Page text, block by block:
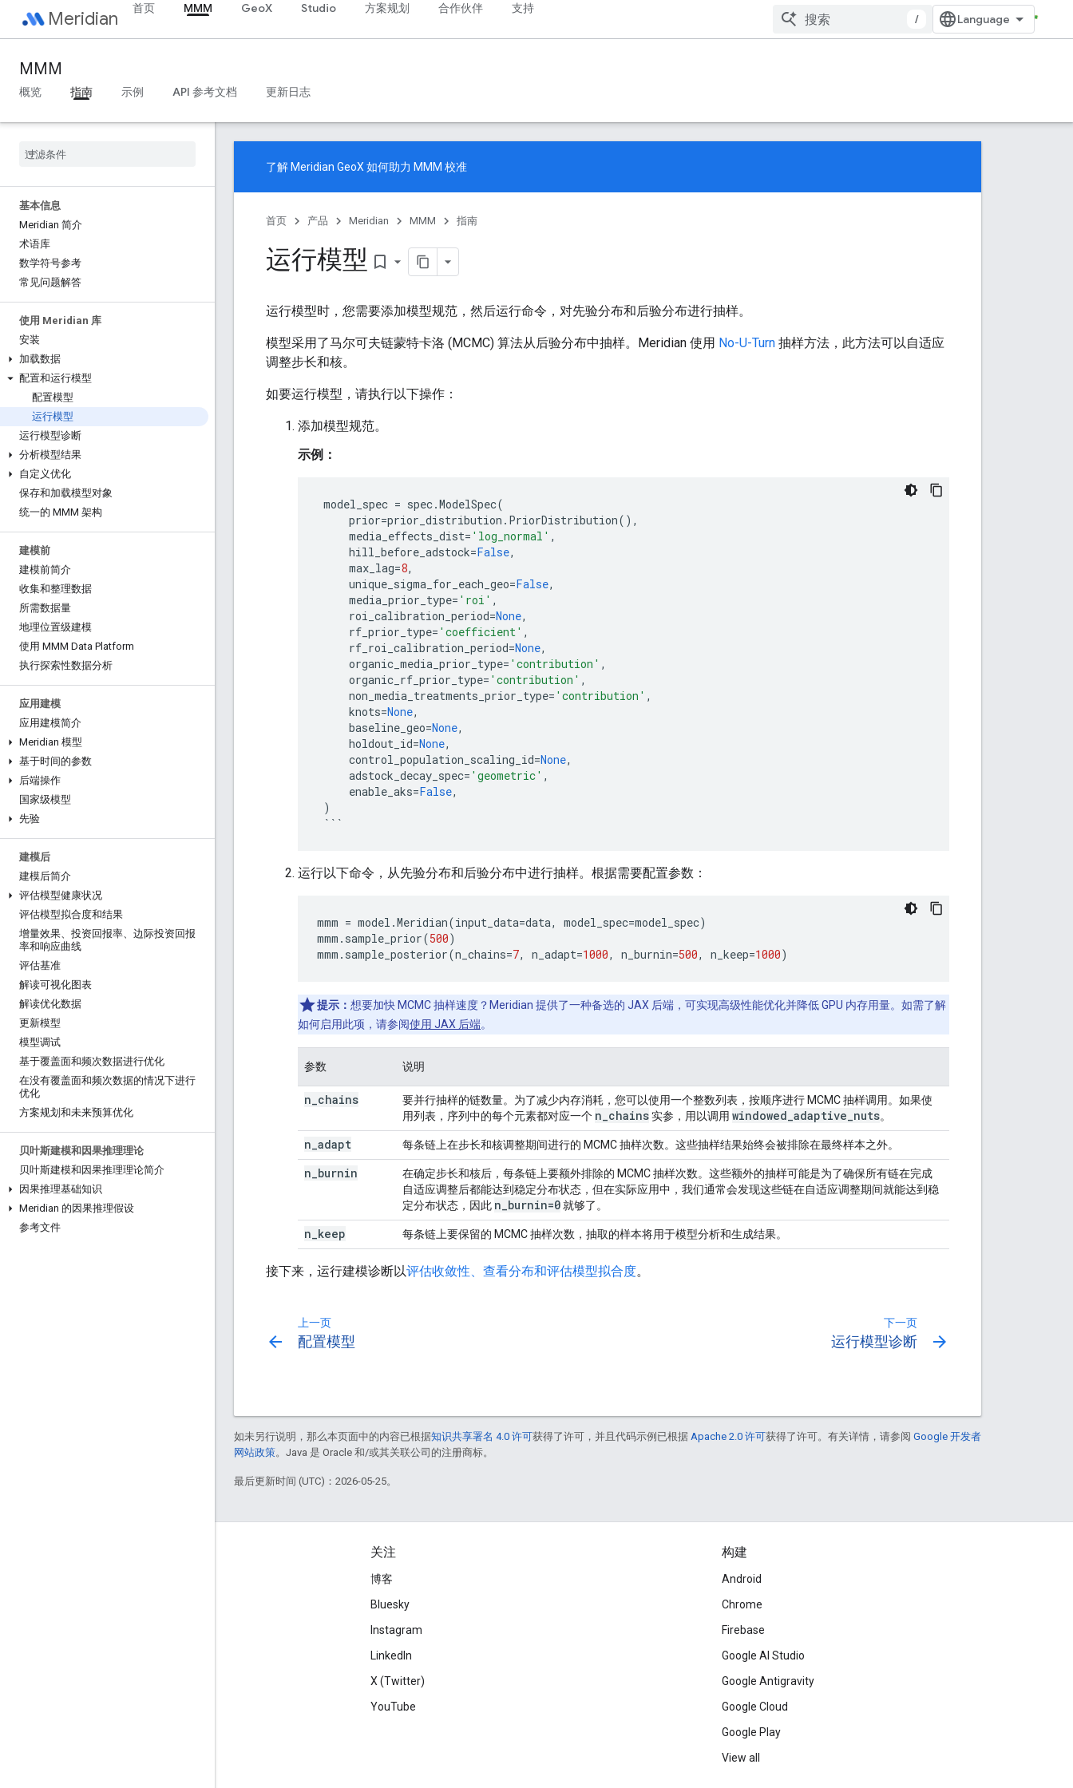
Meridian 首页 MMM GeoX Studio 方案规划 合作伙伴 支持
/
MMM
概览 指南 示例 API 参考文档 更新日志
基本信息
Meridian 简介
术语库
数学符号参考
常见问题解答
使用 Meridian 库
安装
加载数据
配置和运行模型
配置模型
运行模型
运行模型诊断
分析模型结果
自定义优化
保存和加载模型对象
统一的 MMM 架构
建模前
建模前简介
收集和整理数据
所需数据量
地理位置级建模
使用 MMM Data Platform
执行探索性数据分析
应用建模
应用建模简介
Meridian 模型
基于时间的参数
后端操作
国家级模型
先验
建模后
建模后简介
评估模型健康状况
评估模型拟合度和结果
增量效果、投资回报率、边际投资回报
率和响应曲线
评估基准
解读可视化图表
解读优化数据
更新模型
模型调试
基于覆盖面和频次数据进行优化
在没有覆盖面和频次数据的情况下进行
优化
方案规划和未来预算优化
贝叶斯建模和因果推理理论
贝叶斯建模和因果推理理论简介
因果推理基础知识
Meridian 的因果推理假设
参考文件
了解 Meridian GeoX 如何助力 MMM 校准
首页 产品 Meridian MMM 指南
运行模型 bookmark_border
运行模型时，您需要添加模型规范，然后运行命令，对先验分布和后验分布进行抽样。
模型采用了马尔可夫链蒙特卡洛 (MCMC) 算法从后验分布中抽样。Meridian 使用 No-U-Turn 抽样方法，此方法可以自适应
调整步长和核。
如要运行模型，请执行以下操作：
添加模型规范。
示例：
model_spec = spec.ModelSpec(
prior=prior_distribution . PriorDistribution(),
media_effects_dist= 'log_normal' ,
hill_before_adstock=False,
max_lag=8,
unique_sigma_for_each_geo=False,
media_prior_type= 'roi' ,
roi_calibration_period=None,
rf_prior_type= 'coefficient' ,
rf_roi_calibration_period=None,
organic_media_prior_type= 'contribution' ,
organic_rf_prior_type= 'contribution' ,
non_media_treatments_prior_type= 'contribution' ,
knots=None,
baseline_geo=None,
holdout_id=None,
control_population_scaling_id=None,
adstock_decay_spec= 'geometric' ,
enable_aks=False,
)
```
运行以下命令，从先验分布和后验分布中进行抽样。根据需要配置参数：
mmm = model .Meridian(input_data=data, model_spec=model_spec)
mmm . sample_prior(500)
mmm . sample_posterior(n_chains=7, n_adapt=1000, n_burnin=500, n_keep=1000)
提示： 想要加快 MCMC 抽样速度？Meridian 提供了一种备选的 JAX 后端，可实现高级性能优化并降低 GPU 内存用量。如需了解
如何启用此项，请参阅使用 JAX 后端。
参数 说明
n chains
要并行抽样的链数量。为了减少内存消耗，您可以使用一个整数列表，按顺序进行 MCMC 抽样调用。如果使
用列表，序列中的每个元素都对应一个 n chains 实参，用以调用 windowed adaptive nuts。
n adapt 每条链上在步长和核调整期间进行的 MCMC 抽样次数。这些抽样结果始终会被排除在最终样本之外。
n burnin
在确定步长和核后，每条链上要额外排除的 MCMC 抽样次数。这些额外的抽样可能是为了确保所有链在完成
自适应调整后都能达到稳定分布状态，但在实际应用中，我们通常会发现这些链在自适应调整期间就能达到稳
定分布状态，因此 n burnin=0就够了。
n keep 每条链上要保留的 MCMC 抽样次数，抽取的样本将用于模型分析和生成结果。
接下来，运行建模诊断以评估收敛性、查看分布和评估模型拟合度。
上一页
arrow_back 配置模型
下一页
运行模型诊断 arrow_forward
如未另行说明，那么本页面中的内容已根据知识共享署名 4.0 许可获得了许可，并且代码示例已根据 Apache 2.0 许可获得了许可。有关详情，请参阅 Google 开发者
网站政策。Java 是 Oracle 和/或其关联公司的注册商标。
最后更新时间 (UTC)：2026-05-25。
关注
博客
Bluesky
Instagram
LinkedIn
X (Twitter)
YouTube
构建
Android
Chrome
Firebase
Google AI Studio
Google Antigravity
Google Cloud
Google Play
View all